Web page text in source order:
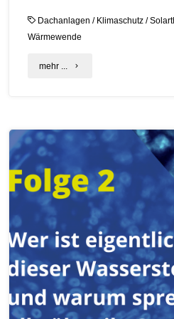
Dachanlagen / Klimaschutz /
Wärmewende
mehr ... "Jetzt
Nachhaltig
mit
Energien!"